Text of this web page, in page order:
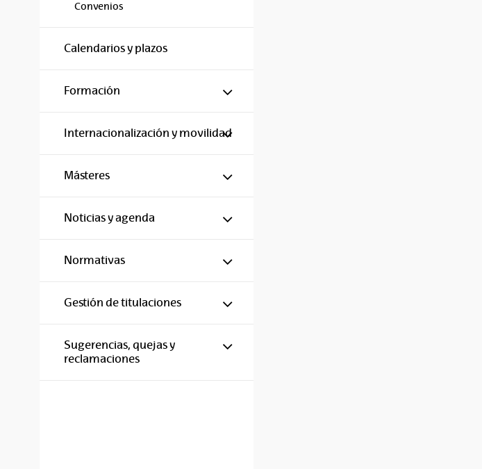
Convenios
Calendarios y plazos
Formación Mostrar/ocultar subpáginas
Internacionalización y movilidadMostrar/ocultar subpáginas
Másteres Mostrar/ocultar subpáginas
Noticias y agenda Mostrar/ocultar subpáginas
Normativas Mostrar/ocultar subpáginas
Gestión de titulaciones Mostrar/ocultar subpáginas
Sugerencias, quejas y
reclamaciones
Mostrar/ocultar subpáginas